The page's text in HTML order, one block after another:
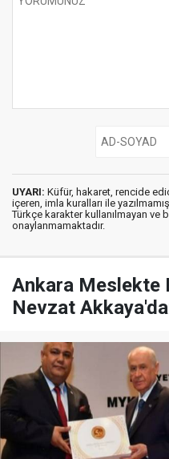
UYARI: Küfür, hakaret, rencide
içeren, imla kuralları ile
Türkçe karakter kullanılmayan ve
onaylanmamaktadır.
Ankara Meslekte
Nevzat